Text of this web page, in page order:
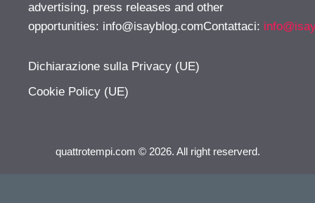
advertising, press releases and other
opportunities: info@isayblog.comContattaci:
Dichiarazione sulla Privacy (UE)
Cookie Policy (UE)
quattrotempi.com © 2026. All right reserverd.